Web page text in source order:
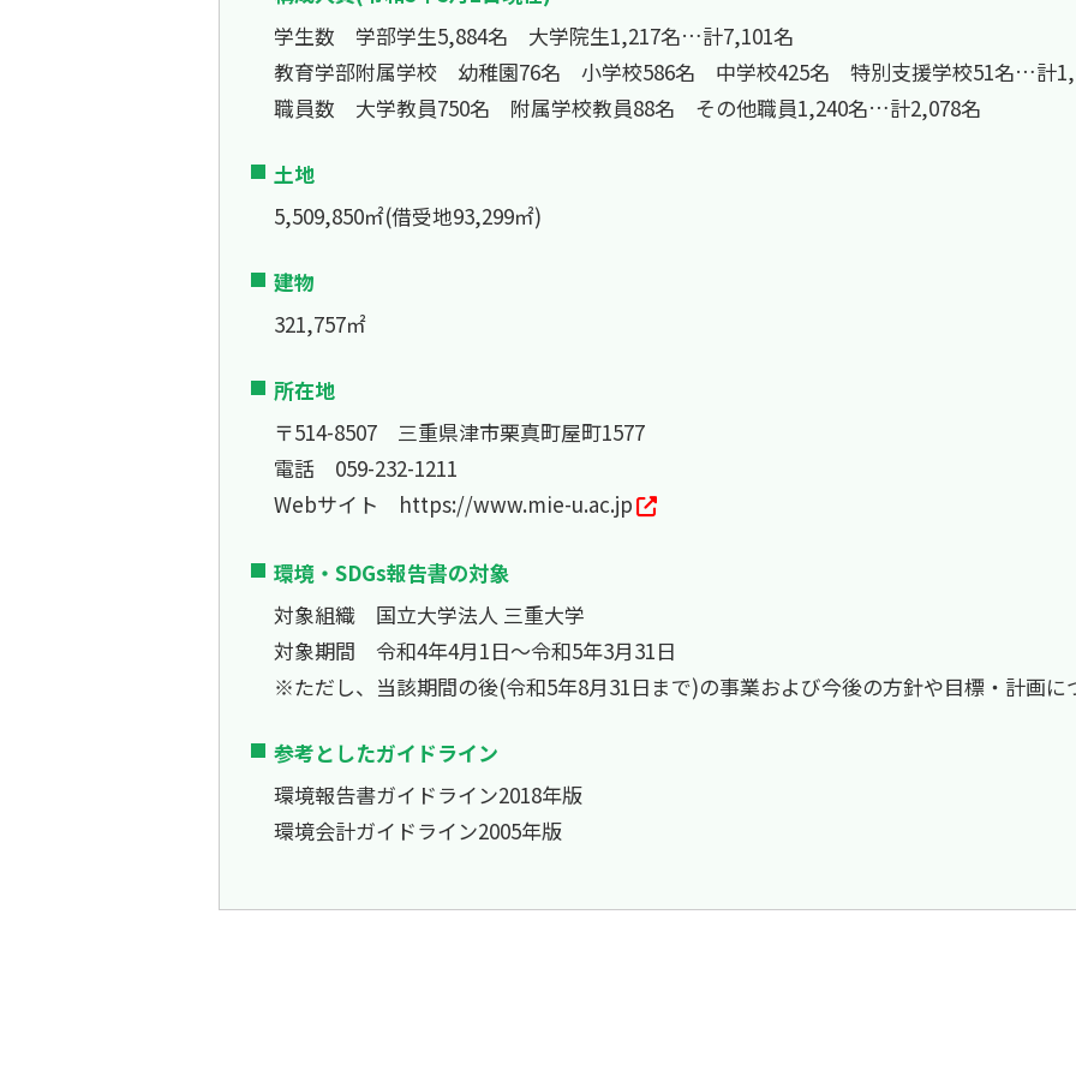
学生数 学部学生5,884名 大学院生1,217名…計7,101名
教育学部附属学校 幼稚園76名 小学校586名 中学校425名 特別支援学校51名…計
職員数 大学教員750名 附属学校教員88名 その他職員1,240名…計2,078名
土地
5,509,850㎡(借受地93,299㎡)
建物
321,757㎡
所在地
〒514-8507 三重県津市栗真町屋町1577
電話 059-232-1211
Webサイト https://www.mie-u.ac.jp
環境・SDGs報告書の対象
対象組織 国立大学法人 三重大学
対象期間 令和4年4月1日～令和5年3月31日
※ただし、当該期間の後(令和5年8月31日まで)の事業および今後の方針や目標・計画に
参考としたガイドライン
環境報告書ガイドライン2018年版
環境会計ガイドライン2005年版